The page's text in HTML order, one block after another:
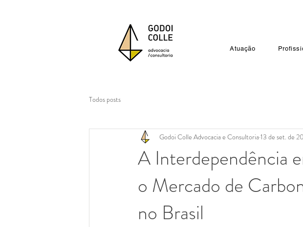
Atuação
Todos posts
A Interdependência
o Mercado de
no Brasil
Godoi Colle Advocacia e Consultoria 13 de set. de